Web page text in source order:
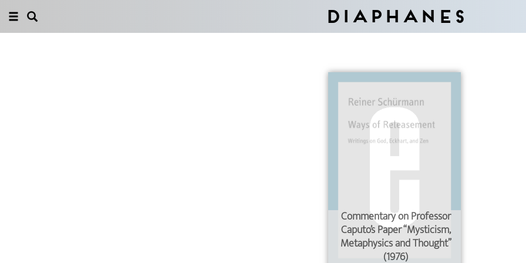
Diaphanes
Commentary on Professor
Caputo’s Paper “Mysticism,
Metaphysics and Thought”
(1976)